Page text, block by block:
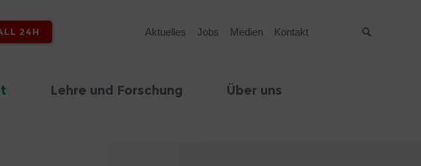
24H Aktuelles Jobs Medien Kontakt
Lehre und Forschung Über uns